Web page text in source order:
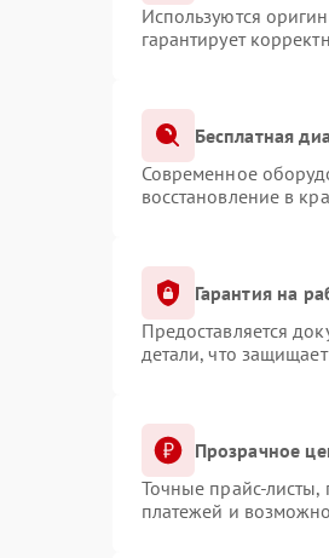
Используются
гарантирует
Бесплатная
Современное
восстановление в
Гарантия на
Предоставляется
детали, что
Прозрачное
Точные прайс-листы,
платежей и